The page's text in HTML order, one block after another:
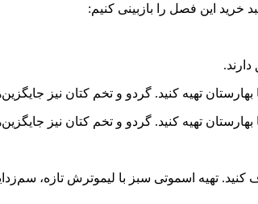
خرید این فصل را بازبینی کنیم:
تهیه کنید. گردو و تخم کتان نیز
تهیه کنید. گردو و تخم کتان نیز
تهیه اسموتی سبز با لیموترش تازه،